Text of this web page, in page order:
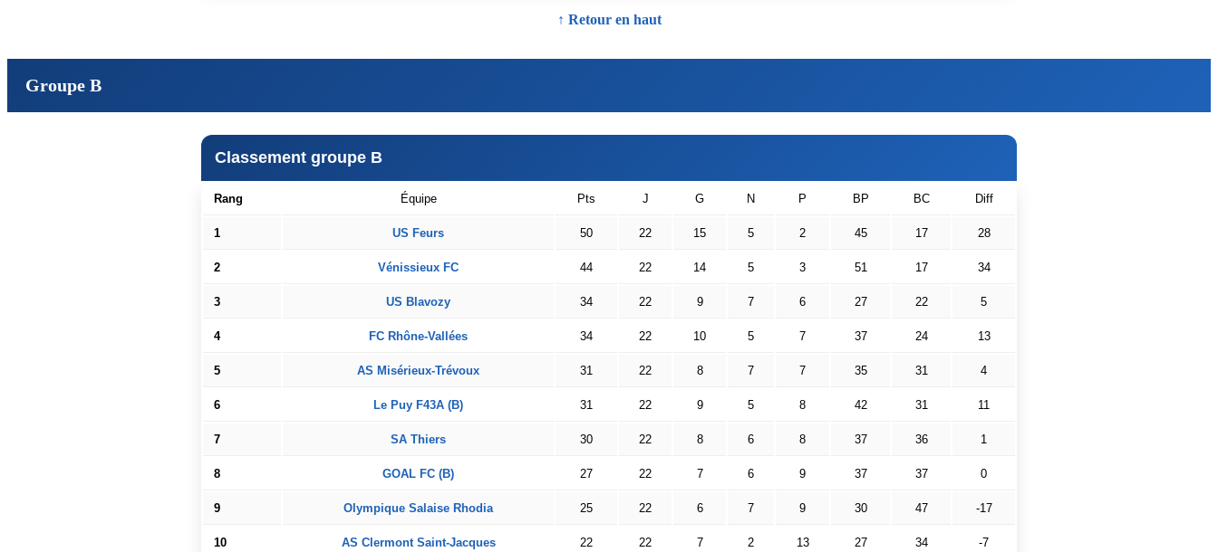
↑ Retour en haut
Groupe B
Classement groupe B
Rang Équipe Pts J G N P BP BC Diff
1 US Feurs 50 22 15 5 2 45 17 28
2 Vénissieux FC 44 22 14 5 3 51 17 34
3 US Blavozy 34 22 9 7 6 27 22 5
4 FC Rhône-Vallées 34 22 10 5 7 37 24 13
5 AS Misérieux-Trévoux 31 22 8 7 7 35 31 4
6 Le Puy F43A (B) 31 22 9 5 8 42 31 11
7 SA Thiers 30 22 8 6 8 37 36 1
8 GOAL FC (B) 27 22 7 6 9 37 37 0
9 Olympique Salaise Rhodia 25 22 6 7 9 30 47 -17
10 AS Clermont Saint-Jacques 22 22 7 2 13 27 34 -7